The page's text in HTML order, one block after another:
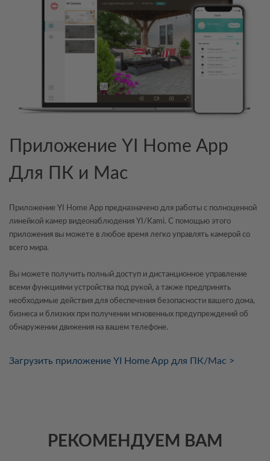
Приложение YI Home App
Для ПК и Mac
Приложение YI Home App предназначено для работы с полноценной
линейкой камер видеонаблюдения YI/Kami. С помощью этого
приложения вы можете в любое время легко управлять камерой со
всего мира.
Вы можете получить полный доступ и дистанционное управление
всеми функциями устройства под рукой, а также предпринять
необходимые действия для обеспечения безопасности вашего дома,
бизнеса и близких при получении мгновенных предупреждений об
обнаружении движения на вашем телефоне.
Загрузить приложение YI Home App для ПК/Mac >
РЕКОМЕНДУЕМ ВАМ